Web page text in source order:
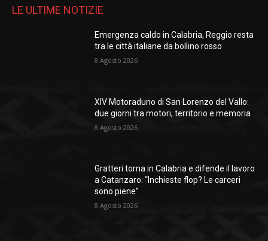
LE ULTIME NOTIZIE
Emergenza caldo in Calabria, Reggio resta
tra le città italiane da bollino rosso
8 Agosto 2026
XIV Motoraduno di San Lorenzo del Vallo:
due giorni tra motori, territorio e memoria
8 Agosto 2026
Gratteri torna in Calabria e difende il lavoro
a Catanzaro: “Inchieste flop? Le carceri
sono piene”
8 Agosto 2026